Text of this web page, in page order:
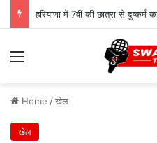
Menu
Home /खेल
खेल